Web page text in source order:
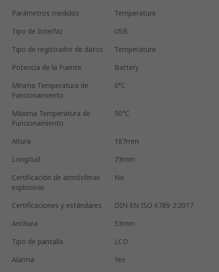
Parámetros medidos
Temperature
Tipo de Interfaz
USB
Tipo de registrador de datos
Temperature
Potencia de la Fuente
Battery
Mínima Temperatura de
Funcionamiento
0°C
Máxima Temperatura de
Funcionamiento
50°C
Altura
187mm
Longitud:
73mm
Certificación de atmósferas
explosivas
No
Certificaciones y estándares
DIN EN ISO 6789-2:2017
Anchura
53mm
Tipo de pantalla
LCD
Alarma
Yes